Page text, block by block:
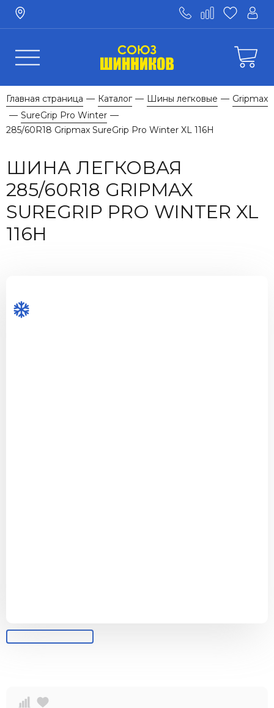
Главная страница — Каталог — Шины легковые — Gripmax
— SureGrip Pro Winter —
285/60R18 Gripmax SureGrip Pro Winter XL 116H
ШИНА ЛЕГКОВАЯ
285/60R18 GRIPMAX
SUREGRIP PRO WINTER XL
116H